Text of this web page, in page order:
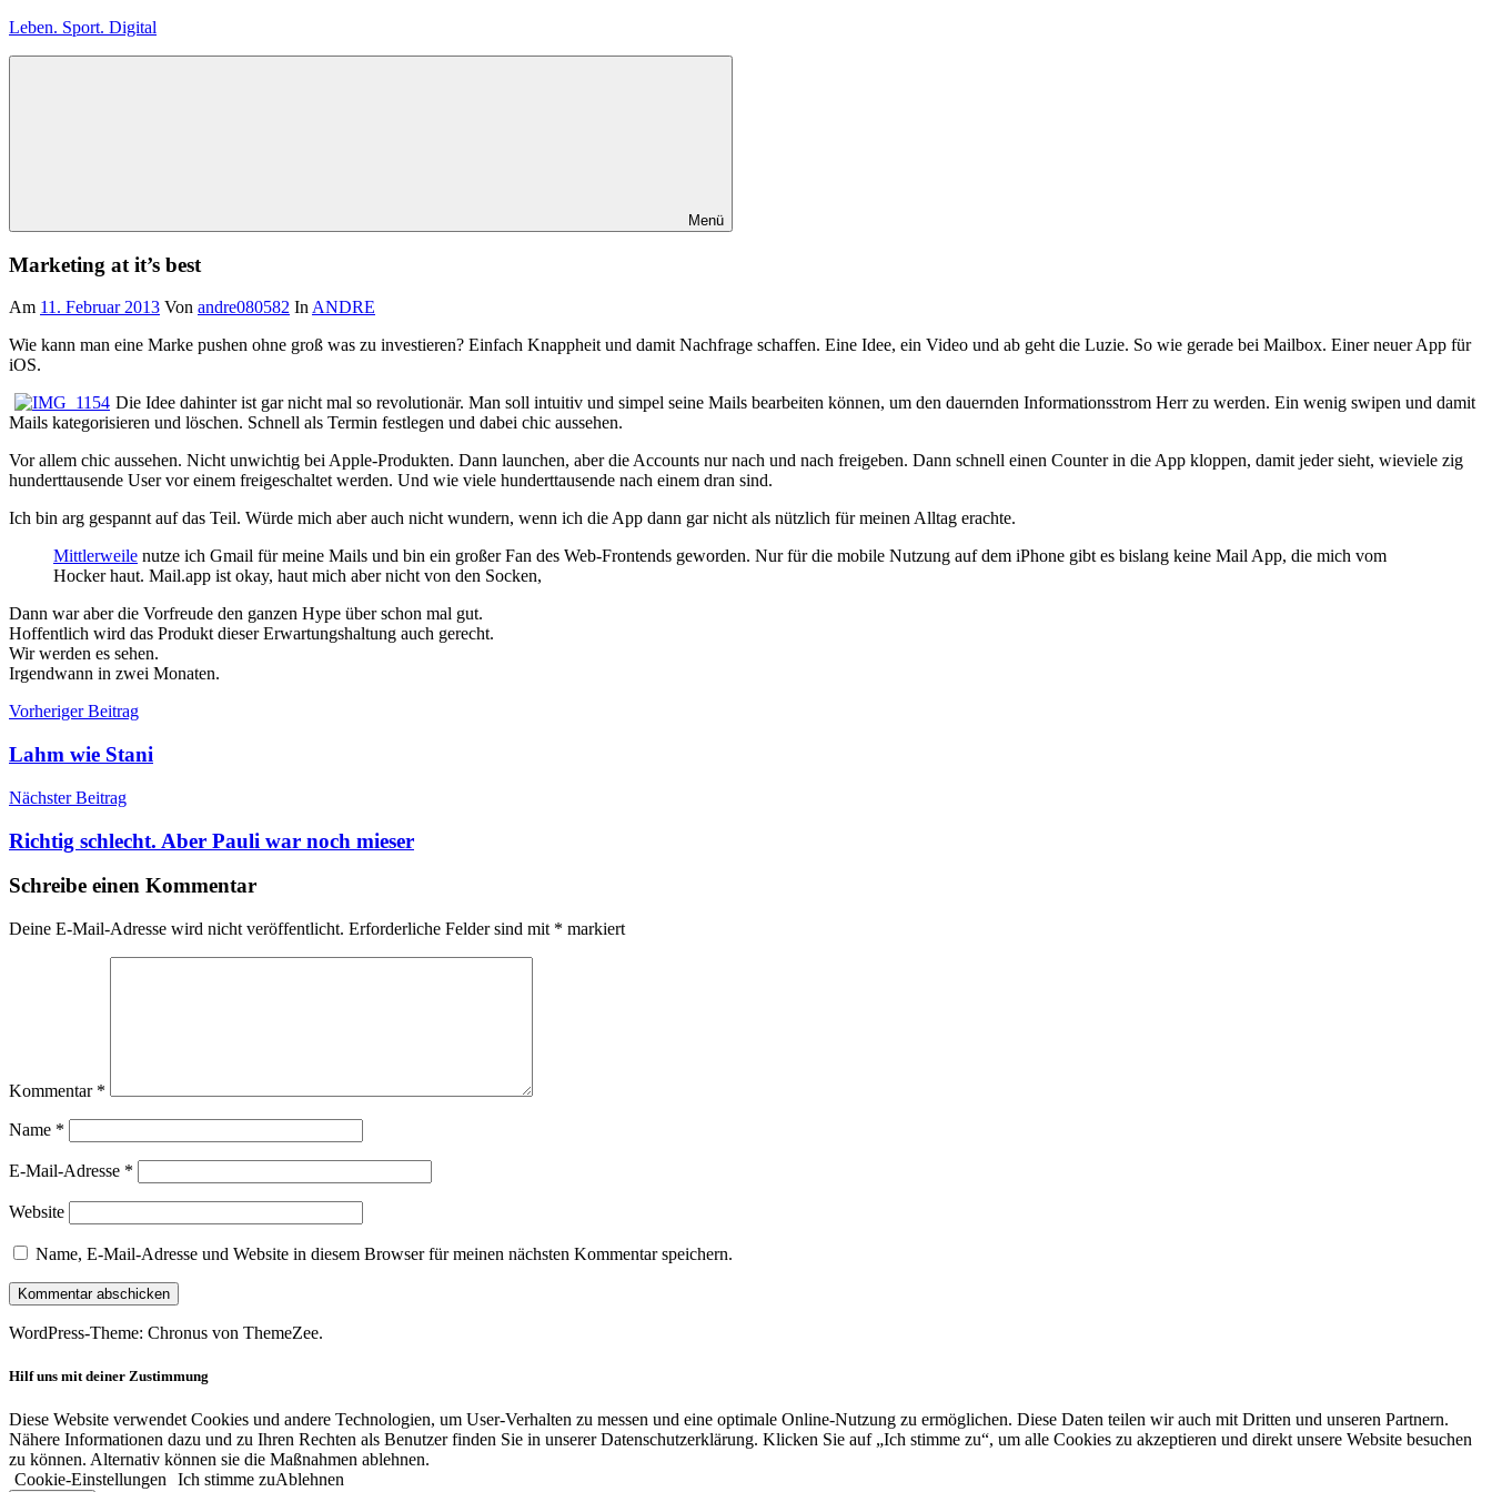
Zum
Leben. Sport. Digital
Menü
Marketing at it’s best
Am 11. Februar 2013 Von andre080582 InANDRE
Wie kann man eine Marke pushen ohne groß was zu investieren? Einfach Knappheit und damit Nachfrage schaffen. Eine Idee, ein Video und ab geht die Luzie. So wie gerade bei Mailbox. Einer neuer App für
iOS.
Die Idee dahinter ist gar nicht mal so revolutionär. Man soll intuitiv und simpel seine Mails bearbeiten können, um den dauernden Informationsstrom Herr zu werden. Ein wenig swipen und damit
Mails kategorisieren und löschen. Schnell als Termin festlegen und dabei chic aussehen.
Vor allem chic aussehen. Nicht unwichtig bei Apple-Produkten. Dann launchen, aber die Accounts nur nach und nach freigeben. Dann schnell einen Counter in die App kloppen, damit jeder sieht, wieviele zig
hunderttausende User vor einem freigeschaltet werden. Und wie viele hunderttausende nach einem dran sind.
Ich bin arg gespannt auf das Teil. Würde mich aber auch nicht wundern, wenn ich die App dann gar nicht als nützlich für meinen Alltag erachte.
Mittlerweile nutze ich Gmail für meine Mails und bin ein großer Fan des Web-Frontends geworden. Nur für die mobile Nutzung auf dem iPhone gibt es bislang keine Mail App, die mich vom
Hocker haut. Mail.app ist okay, haut mich aber nicht von den Socken,
Dann war aber die Vorfreude den ganzen Hype über schon mal gut.
Hoffentlich wird das Produkt dieser Erwartungshaltung auch gerecht.
Wir werden es sehen.
Irgendwann in zwei Monaten.
Beitragsnavigation
Vorheriger Beitrag
Lahm wie Stani
Nächster Beitrag
Richtig schlecht. Aber Pauli war noch mieser
Schreibe einen Kommentar
Deine E-Mail-Adresse wird nicht veröffentlicht. Erforderliche Felder sind mit * markiert
Kommentar *
Name *
E-Mail-Adresse *
Website
Name, E-Mail-Adresse und Website in diesem Browser für meinen nächsten Kommentar speichern.
WordPress-Theme: Chronus von ThemeZee.
Hilf uns mit deiner Zustimmung
Diese Website verwendet Cookies und andere Technologien, um User-Verhalten zu messen und eine optimale Online-Nutzung zu ermöglichen. Diese Daten teilen wir auch mit Dritten und unseren Partnern.
Nähere Informationen dazu und zu Ihren Rechten als Benutzer finden Sie in unserer Datenschutzerklärung. Klicken Sie auf „Ich stimme zu“, um alle Cookies zu akzeptieren und direkt unsere Website besuchen
zu können. Alternativ können sie die Maßnahmen ablehnen.
Cookie-Einstellungen
Ich stimme zuAblehnen